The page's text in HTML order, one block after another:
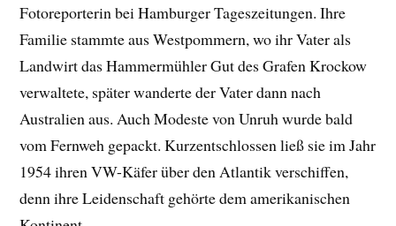
Fotoreporterin bei Hamburger Tageszeitungen. Ihre
Familie stammte aus Westpommern, wo ihr Vater als
Landwirt das Hammermühler Gut des Grafen Krockow
verwaltete, später wanderte der Vater dann nach
Australien aus. Auch Modeste von Unruh wurde bald
vom Fernweh gepackt. Kurzentschlossen ließ sie im Jahr
1954 ihren VW-Käfer über den Atlantik verschiffen,
denn ihre Leidenschaft gehörte dem amerikanischen